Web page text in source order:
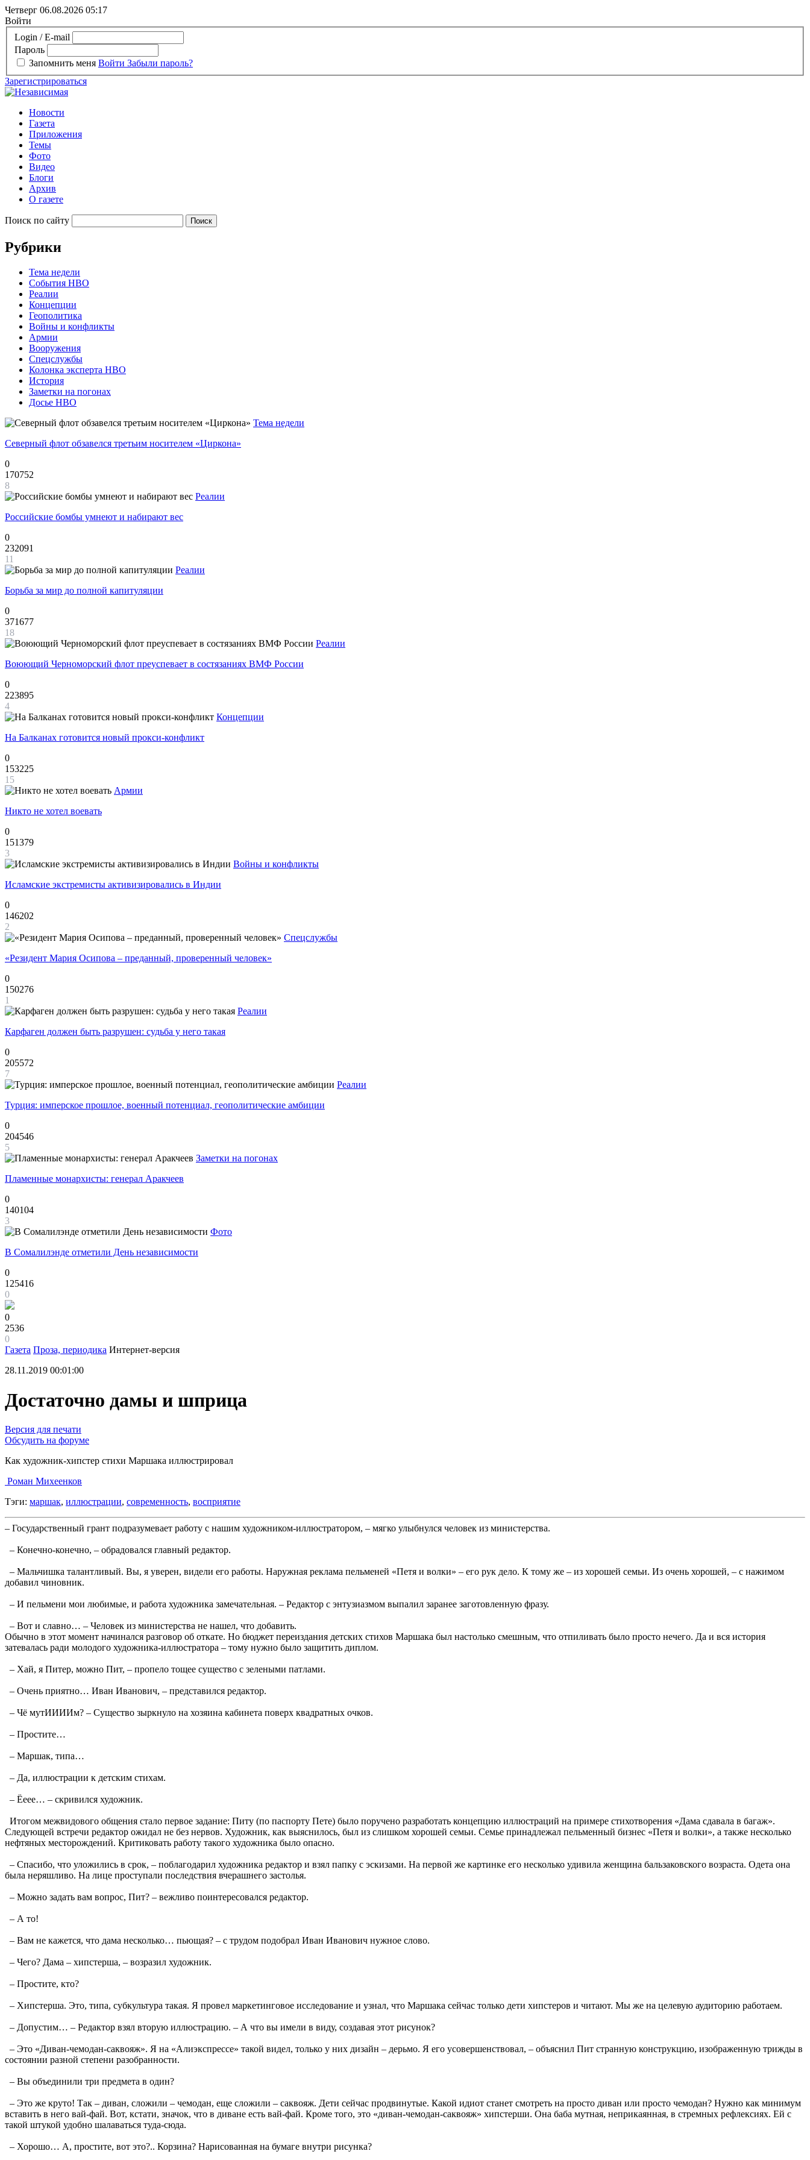
Четверг 06.08.2026 05:17
Войти
Login / E-mail
Пароль
Запомнить меня Войти Забыли пароль?
Зарегистрироваться
Новости
Газета
Приложения
Темы
Фото
Видео
Блоги
Архив
О газете
Поиск по сайту
Рубрики
Тема недели
События НВО
Реалии
Концепции
Геополитика
Войны и конфликты
Армии
Вооружения
Спецслужбы
Колонка эксперта НВО
История
Заметки на погонах
Досье НВО
Тема недели
Северный флот обзавелся третьим носителем «Циркона»
0
170752
8
Реалии
Российские бомбы умнеют и набирают вес
0
232091
11
Реалии
Борьба за мир до полной капитуляции
0
371677
18
Реалии
Воюющий Черноморский флот преуспевает в состязаниях ВМФ России
0
223895
4
Концепции
На Балканах готовится новый прокси-конфликт
0
153225
15
Армии
Никто не хотел воевать
0
151379
3
Войны и конфликты
Исламские экстремисты активизировались в Индии
0
146202
2
Спецслужбы
«Резидент Мария Осипова – преданный, проверенный человек»
0
150276
1
Реалии
Карфаген должен быть разрушен: судьба у него такая
0
205572
7
Реалии
Турция: имперское прошлое, военный потенциал, геополитические амбиции
0
204546
5
Заметки на погонах
Пламенные монархисты: генерал Аракчеев
0
140104
3
Фото
В Сомалилэнде отметили День независимости
0
125416
0
0
2536
0
Газета Проза, периодика Интернет-версия
28.11.2019 00:01:00
Достаточно дамы и шприца
Версия для печати
Обсудить на форуме
Как художник-хипстер стихи Маршака иллюстрировал
Роман Михеенков
Тэги: маршак, иллюстрации, современность, восприятие
– Государственный грант подразумевает работу с нашим художником-иллюстратором, – мягко улыбнулся человек из министерства.
– Конечно-конечно, – обрадовался главный редактор.
– Мальчишка талантливый. Вы, я уверен, видели его работы. Наружная реклама пельменей «Петя и волки» – его рук дело. К тому же – из хорошей семьи. Из очень хорошей, – с нажимом
добавил чиновник.
– И пельмени мои любимые, и работа художника замечательная. – Редактор с энтузиазмом выпалил заранее заготовленную фразу.
– Вот и славно… – Человек из министерства не нашел, что добавить.
Обычно в этот момент начинался разговор об откате. Но бюджет переиздания детских стихов Маршака был настолько смешным, что отпиливать было просто нечего. Да и вся история
затевалась ради молодого художника-иллюстратора – тому нужно было защитить диплом.
– Хай, я Питер, можно Пит, – пропело тощее существо с зелеными патлами.
– Очень приятно… Иван Иванович, – представился редактор.
– Чё мутИИИИм? – Существо зыркнуло на хозяина кабинета поверх квадратных очков.
– Простите…
– Маршак, типа…
– Да, иллюстрации к детским стихам.
– Ёеее… – скривился художник.
Итогом межвидового общения стало первое задание: Питу (по паспорту Пете) было поручено разработать концепцию иллюстраций на примере стихотворения «Дама сдавала в багаж».
Следующей встречи редактор ожидал не без нервов. Художник, как выяснилось, был из слишком хорошей семьи. Семье принадлежал пельменный бизнес «Петя и волки», а также несколько
нефтяных месторождений. Критиковать работу такого художника было опасно.
– Спасибо, что уложились в срок, – поблагодарил художника редактор и взял папку с эскизами. На первой же картинке его несколько удивила женщина бальзаковского возраста. Одета она
была неряшливо. На лице проступали последствия вчерашнего застолья.
– Можно задать вам вопрос, Пит? – вежливо поинтересовался редактор.
– А то!
– Вам не кажется, что дама несколько… пьющая? – с трудом подобрал Иван Иванович нужное слово.
– Чего? Дама – хипстерша, – возразил художник.
– Простите, кто?
– Хипстерша. Это, типа, субкультура такая. Я провел маркетинговое исследование и узнал, что Маршака сейчас только дети хипстеров и читают. Мы же на целевую аудиторию работаем.
– Допустим… – Редактор взял вторую иллюстрацию. – А что вы имели в виду, создавая этот рисунок?
– Это «Диван-чемодан-саквояж». Я на «Алиэкспрессе» такой видел, только у них дизайн – дерьмо. Я его усовершенствовал, – объяснил Пит странную конструкцию, изображенную трижды в
состоянии разной степени разобранности.
– Вы объединили три предмета в один?
– Это же круто! Так – диван, сложили – чемодан, еще сложили – саквояж. Дети сейчас продвинутые. Какой идиот станет смотреть на просто диван или просто чемодан? Нужно как минимум
вставить в него вай-фай. Вот, кстати, значок, что в диване есть вай-фай. Кроме того, это «диван-чемодан-саквояж» хипстерши. Она баба мутная, неприкаянная, в стремных рефлексиях. Ей с
такой штукой удобно шалаваться туда-сюда.
– Хорошо… А, простите, вот это?.. Корзина? Нарисованная на бумаге внутри рисунка?